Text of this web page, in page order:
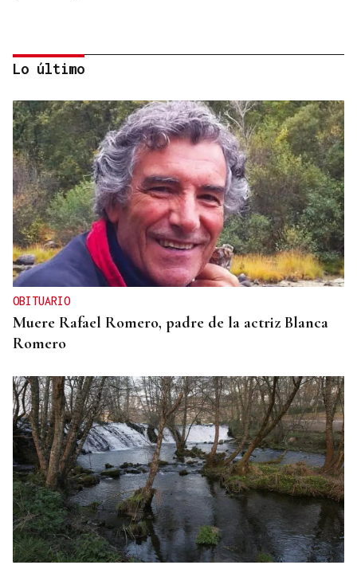
CONTAMINACIÓN
Manglares, marismas y praderas marinas liberan
unas 26 toneladas de mercurio cuando se
degradan
Lo último
OBITUARIO
Muere Rafael Romero, padre de la actriz Blanca
Romero